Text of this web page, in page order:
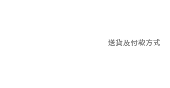
送貨及付款方式